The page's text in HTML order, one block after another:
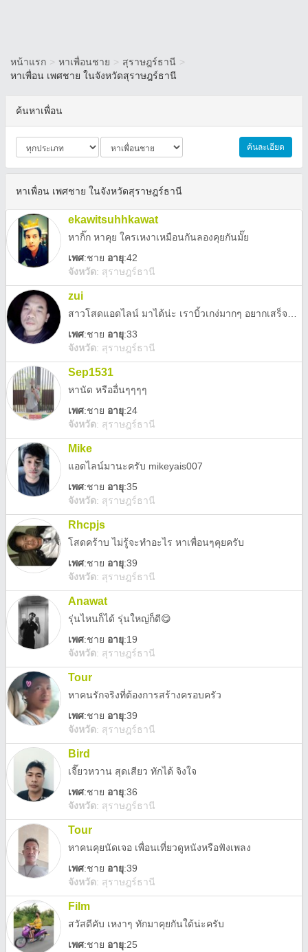
หน้าแรก > หาเพื่อนชาย > สุราษฎร์ธานี >
หาเพื่อน เพศชาย ในจังหวัดสุราษฎร์ธานี
ค้นหาเพื่อน
ค้นละเอียด
หาเพื่อน เพศชาย ในจังหวัดสุราษฎร์ธานี
ekawitsuhhkawat
หากิ๊ก หาคุย ใครเหงาเหมือนกันลองคุยกันมั๊ย
เพศ:ชาย อายุ:42
จังหวัด: สุราษฎร์ธานี
zui
เพศ:ชาย อายุ:33
จังหวัด: สุราษฎร์ธานี
Sep1531
หานัด หรืออื่นๆๆๆๆ
เพศ:ชาย อายุ:24
จังหวัด: สุราษฎร์ธานี
Mike
แอดไลน์มานะครับ mikeyais007
เพศ:ชาย อายุ:35
จังหวัด: สุราษฎร์ธานี
Rhcpjs
โสดคร้าบ ไม่รู้จะทำอะไร หาเพื่อนๆคุยครับ
เพศ:ชาย อายุ:39
จังหวัด: สุราษฎร์ธานี
Anawat
รุ่นไหนก็ได้ รุ่นใหญ่ก็ดี😋
เพศ:ชาย อายุ:19
จังหวัด: สุราษฎร์ธานี
Tour
หาคนรักจริงที่ต้องการสร้างครอบครัว
เพศ:ชาย อายุ:39
จังหวัด: สุราษฎร์ธานี
Bird
เจี๊ยวหวาน สุดเสียว ทักได้ จิงใจ
เพศ:ชาย อายุ:36
จังหวัด: สุราษฎร์ธานี
Tour
หาคนคุยนัดเจอ เพื่อนเที่ยวดูหนังหรือฟังเพลง
เพศ:ชาย อายุ:39
จังหวัด: สุราษฎร์ธานี
Film
สวัสดีคับ เหงาๆ ทักมาคุยกันใด้น่ะครับ
เพศ:ชาย อายุ:25